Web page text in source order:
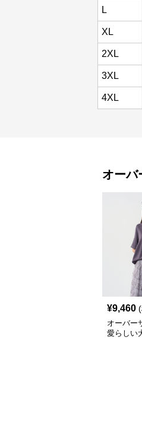
L
XL
2XL
3XL
4XL
オーバ
¥9,460
オーバー
愛らしい